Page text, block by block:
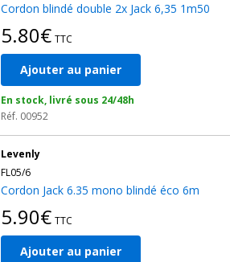
Cordon blindé double 2x Jack 6,35 1m50
5.80€ TTC
Ajouter au panier
En stock, livré sous 24/48h
Réf. 00952
Levenly
FL05/6
Cordon Jack 6.35 mono blindé éco 6m
5.90€ TTC
Ajouter au panier